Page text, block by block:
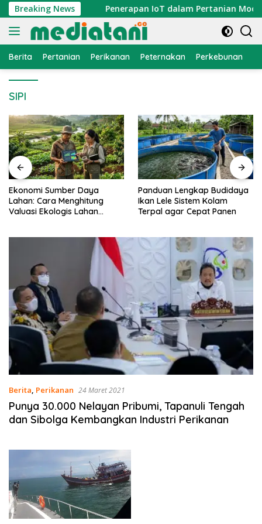
Langsung
ke
konten
Breaking News
yang Tepat Penerapan IoT dalam Pertanian Modern
Berita Pertanian Perikanan Peternakan Perkebunan
SIPI
Ekonomi Sumber Daya
Lahan: Cara Menghitung
Valuasi Ekologis Lahan
Panduan Lengkap Budidaya
Ikan Lele Sistem Kolam
Terpal agar Cepat Panen
Berita, Perikanan 24 Maret 2021
Punya 30.000 Nelayan Pribumi, Tapanuli Tengah
dan Sibolga Kembangkan Industri Perikanan